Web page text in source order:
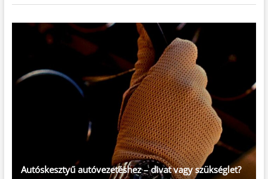
Autóskesztyű autóvezetéshez – divat vagy szükséglet?